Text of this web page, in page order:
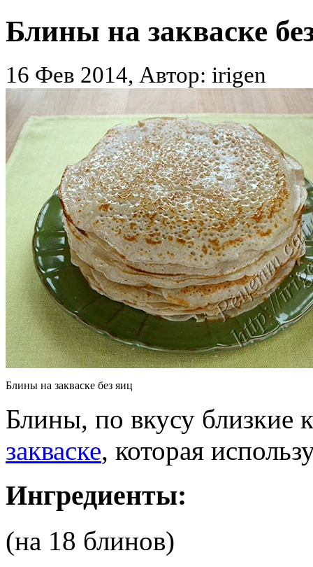
Блины на закваске
16 Фев 2014, Автор: irigen
Блины на закваске без яиц
Блины, по вкусу
закваске, которая
Ингредиенты:
(на 18 блинов)